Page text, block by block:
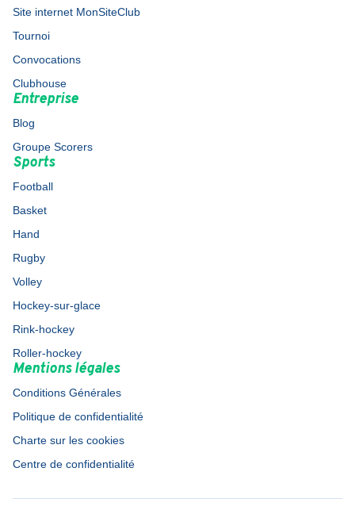
Site internet MonSiteClub
Tournoi
Convocations
Clubhouse
Entreprise
Blog
Groupe Scorers
Sports
Football
Basket
Hand
Rugby
Volley
Hockey-sur-glace
Rink-hockey
Roller-hockey
Mentions légales
Conditions Générales
Politique de confidentialité
Charte sur les cookies
Centre de confidentialité